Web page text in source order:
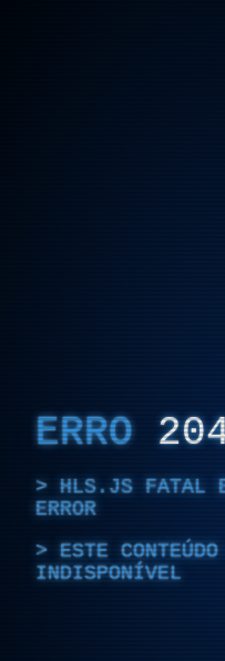
ERRO
HLS.JS FATAL
ERROR
ESTE
INDISPONÍVEL